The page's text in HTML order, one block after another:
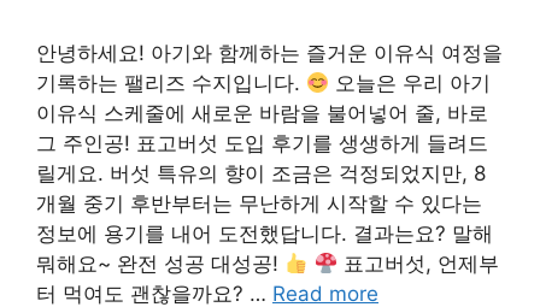
안녕하세요! 아기와 함께하는 즐거운 이유식 여정을
기록하는 팰리즈 수지입니다.
오늘은 우리 아기
이유식 스케줄에 새로운 바람을 불어넣어 줄, 바로
그 주인공! 표고버섯 도입 후기를 생생하게 들려드
릴게요. 버섯 특유의 향이 조금은 걱정되었지만, 8
개월 중기 후반부터는 무난하게 시작할 수 있다는
정보에 용기를 내어 도전했답니다. 결과는요? 말해
뭐해요~ 완전 성공 대성공!
표고버섯, 언제부
터 먹여도 괜찮을까요? … Read more